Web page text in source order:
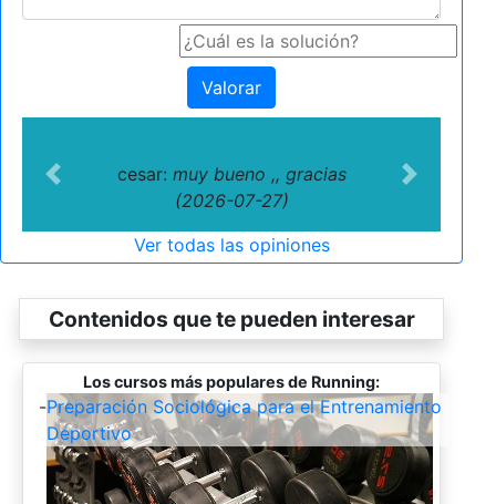
Valorar
cesar: muy bueno ,, gracias
(2026-07-27)
Previous Next
Ver todas las opiniones
Contenidos que te pueden interesar
Los cursos más populares de Running:
-Preparación Sociológica para el Entrenamiento
Deportivo